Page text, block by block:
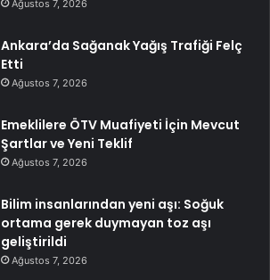
Ağustos 7, 2026
Ankara’da Sağanak Yağış Trafiği Felç
Etti
Ağustos 7, 2026
Emeklilere ÖTV Muafiyeti İçin Mevcut
Şartlar ve Yeni Teklif
Ağustos 7, 2026
Bilim insanlarından yeni aşı: Soğuk
ortama gerek duymayan toz aşı
geliştirildi
Ağustos 7, 2026